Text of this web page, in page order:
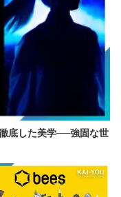
底した美学──強固な世